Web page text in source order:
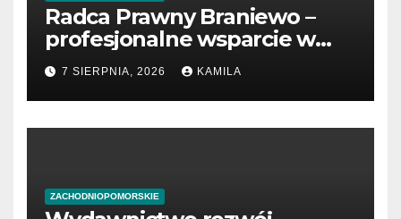
Radca Prawny Braniewo –
profesjonalne wsparcie w
sprawach prawnych
7 SIERPNIA, 2026 KAMILA
ZACHODNIOPOMORSKIE